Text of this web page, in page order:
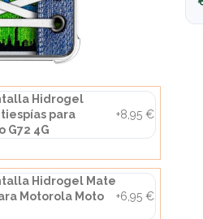
el
y pulsa en
Hidrogel
para
G72 4G
+8,95 €
Hidrogel Mate
Motorola Moto
+6,95 €